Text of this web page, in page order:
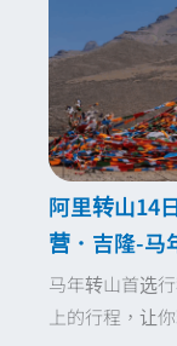
阿里转山14
营．吉隆-马
马年转山首选
上的行程，让